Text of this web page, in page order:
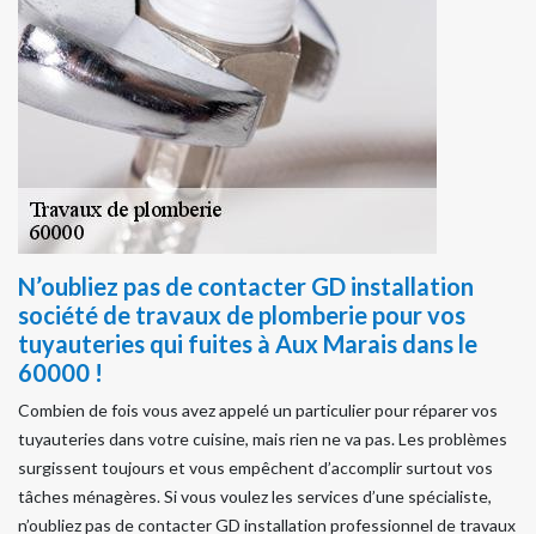
N’oubliez pas de contacter GD installation
société de travaux de plomberie pour vos
tuyauteries qui fuites à Aux Marais dans le
60000 !
Combien de fois vous avez appelé un particulier pour réparer vos
tuyauteries dans votre cuisine, mais rien ne va pas. Les problèmes
surgissent toujours et vous empêchent d’accomplir surtout vos
tâches ménagères. Si vous voulez les services d’une spécialiste,
n’oubliez pas de contacter GD installation professionnel de travaux